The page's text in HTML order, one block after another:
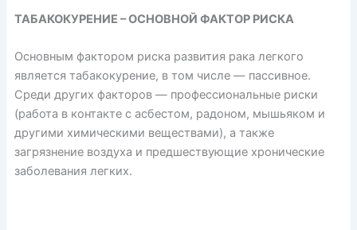
ТАБАКОКУРЕНИЕ – ОСНОВНОЙ ФАКТОР РИСКА
Основным фактором риска развития рака легкого
является табакокурение, в том числе — пассивное.
Среди других факторов — профессиональные риски
(работа в контакте с асбестом, радоном, мышьяком и
другими химическими веществами), а также
загрязнение воздуха и предшествующие хронические
заболевания легких.